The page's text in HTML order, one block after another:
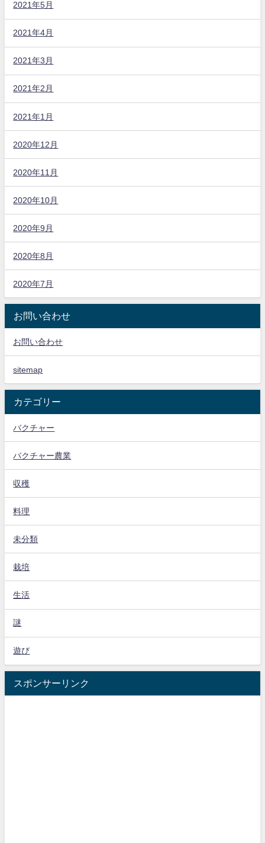
2021年5月
2021年4月
2021年3月
2021年2月
2021年1月
2020年12月
2020年11月
2020年10月
2020年9月
2020年8月
2020年7月
お問い合わせ
お問い合わせ
sitemap
カテゴリー
バクチャー
バクチャー農業
収穫
料理
未分類
栽培
生活
謎
遊び
スポンサーリンク